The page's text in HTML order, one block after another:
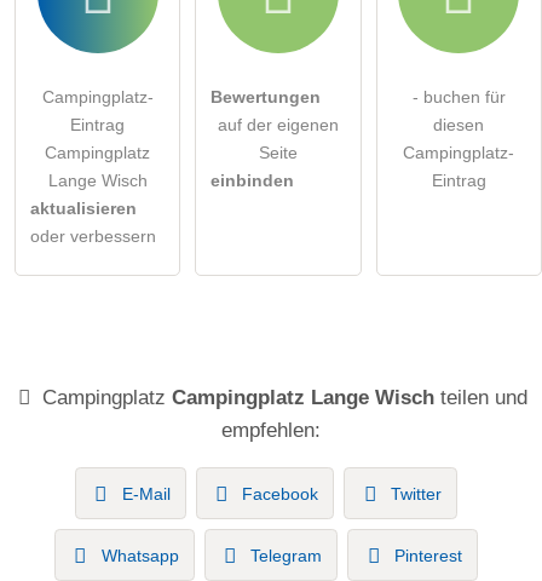
Campingplatz-
Eintrag
Campingplatz
Lange Wisch
aktualisieren
oder verbessern
Bewertungen
auf der eigenen
Seite
einbinden
- buchen für
diesen
Campingplatz-
Eintrag
CampingplatzCampingplatz Lange Wisch teilen und
empfehlen:
E-Mail Facebook Twitter
Whatsapp Telegram Pinterest